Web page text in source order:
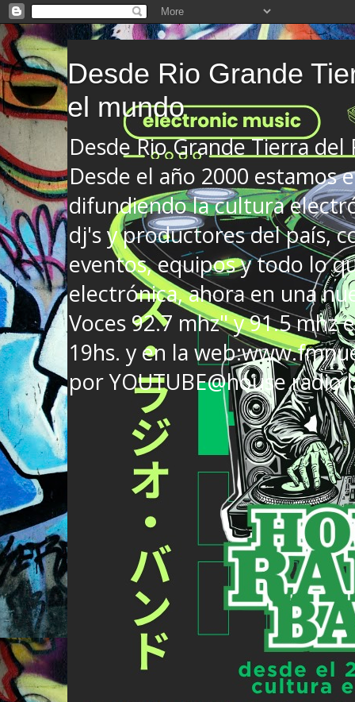
Desde Rio Grande
el mundo
Desde Rio Grande Tierra
Desde el año 2000 estamos
difundiendo la cultura
dj's y productores del país,
eventos, equipos y todo lo
electrónica, ahora en una
Voces 92.7 mhz" y 91.5 mhz
19hs. y en la
por YOUTUBE@house radio